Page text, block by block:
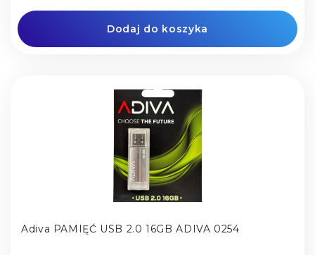
Dodaj do koszyka
Adiva PAMIĘĆ USB 2.0 16GB ADIVA 0254